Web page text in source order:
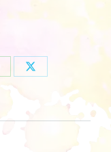
Share